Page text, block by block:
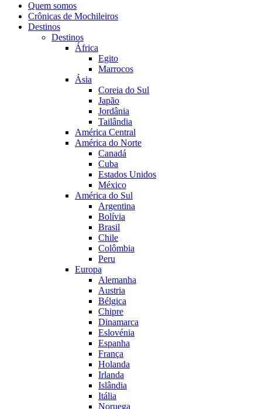
Quem somos
Crônicas de Mochileiros
Destinos
Destinos
África
Egito
Marrocos
Ásia
Coreia do Sul
Japão
Jordânia
Tailândia
América Central
América do Norte
Canadá
Cuba
Estados Unidos
México
América do Sul
Argentina
Bolívia
Brasil
Chile
Colômbia
Peru
Europa
Alemanha
Austria
Bélgica
Chipre
Dinamarca
Eslovénia
Espanha
França
Holanda
Irlanda
Islândia
Itália
Noruega